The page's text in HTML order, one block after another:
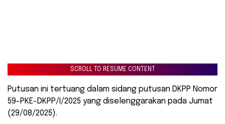
SCROLL TO RESUME CONTENT
Putusan ini tertuang dalam sidang putusan DKPP Nomor
59-PKE-DKPP/I/2025 yang diselenggarakan pada Jumat
(29/08/2025).